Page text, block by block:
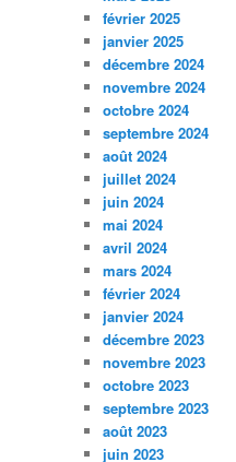
février 2025
janvier 2025
décembre 2024
novembre 2024
octobre 2024
septembre 2024
août 2024
juillet 2024
juin 2024
mai 2024
avril 2024
mars 2024
février 2024
janvier 2024
décembre 2023
novembre 2023
octobre 2023
septembre 2023
août 2023
juin 2023